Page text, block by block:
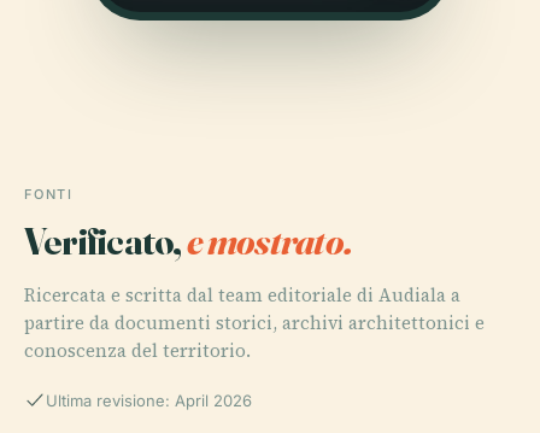
FONTI
Verificato,e mostrato.
Ricercata e scritta dal team editoriale di Audiala a
partire da documenti storici, archivi architettonici e
conoscenza del territorio.
Ultima revisione: April 2026